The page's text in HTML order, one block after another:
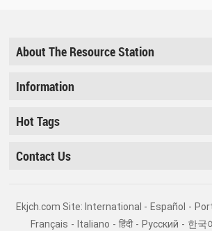
About The Resource Station
Information
Hot Tags
Contact Us
Ekjch.com Site: International - Español -
Français - Italiano - हिंदी - Pусский - 한국